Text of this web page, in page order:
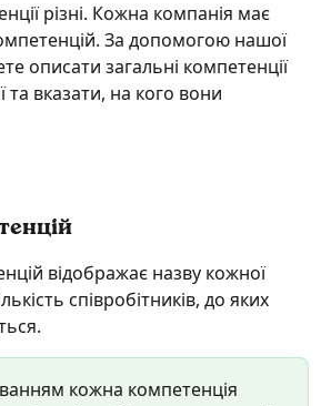
різні. Кожна компанія має
За допомогою нашої
описати загальні компетенції
та вказати, на кого вони
відображає назву кожної
співробітників, до яких
кожна компетенція